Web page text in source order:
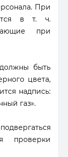
При
в т. ч.
при
быть
цвета,
надпись:
газ».
проверки